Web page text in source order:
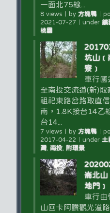
一面北75線...
8 views by 方塊鴨｜
2021-07-27
under 鑛
桃園
坑山﹝
寮﹞
車行國
至南投交流道(新)取
祖祀東路岔路取直
南，1.8K接台14乙
台14...
7 views by 方塊鴨｜
2017-04-22
under 土
灣, 南投, 附環景
崙北山
地門﹞
車行由
山回卡阿讚觀光道